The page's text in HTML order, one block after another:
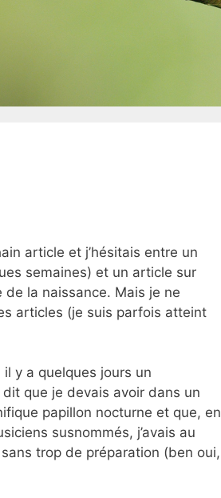
article et j’hésitais entre un
semaines) et un article sur
la naissance. Mais je ne
articles (je suis parfois atteint
y a quelques jours un
que je devais avoir dans un
papillon nocturne et que, en
susnommés, j’avais au
trop de préparation (ben oui,